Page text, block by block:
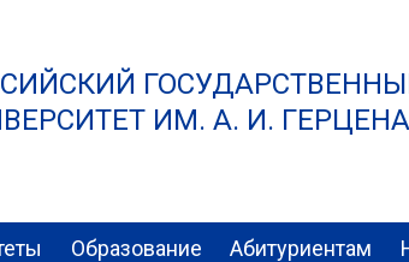
ИМ. А. И. ГЕРЦЕНА
Образование Абитуриентам